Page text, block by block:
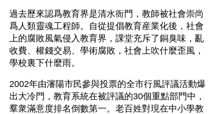
過去歷來認爲教育界是清水衙門，教師被社會崇尚
爲人類靈魂工程師。自從提倡教育産業化後，社會
上的腐敗風氣侵入教育界，課堂充斥了銅臭味，亂
收費、權錢交易、學術腐敗，社會上吹什麼歪風，
學校裏下什麼雨。
2002年由瀋陽市民參與投票的全市行風評議活動爆
出大冷門，教育系統在被評議的30個重點部門中，
羣衆滿意度排名倒數第一。老百姓對現在中小學教